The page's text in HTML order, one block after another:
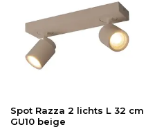
Spot Razza 2 lichts L 32 cm
GU10 beige